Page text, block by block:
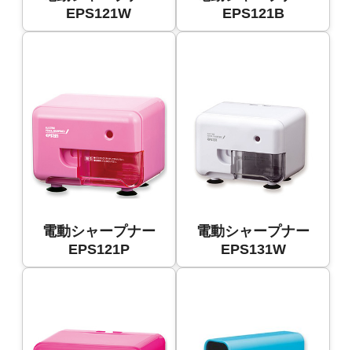
EPS121W
EPS121B
電動シャープナー
EPS121P
電動シャープナー
EPS131W